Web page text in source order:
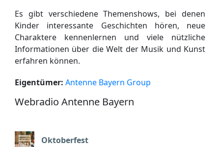
Es gibt verschiedene Themenshows, bei denen
Kinder interessante Geschichten hören, neue
Charaktere kennenlernen und viele nützliche
Informationen über die Welt der Musik und Kunst
erfahren können.
Eigentümer: Antenne Bayern Group
Webradio Antenne Bayern
Oktoberfest